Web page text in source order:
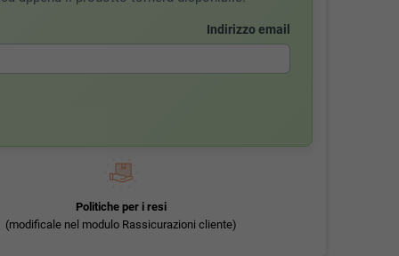
Indirizzo email
Politiche per i resi
(modificale nel modulo Rassicurazioni cliente)